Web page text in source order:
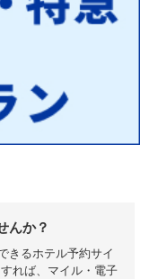
んか？
きるホテル予約サイ
れば、マイル・電子